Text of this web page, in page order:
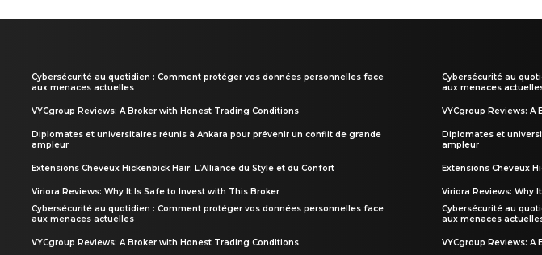
Cybersécurité au quotidien : Comment protéger vos données personnelles face
aux menaces actuelles
VYCgroup Reviews: A Broker with Honest Trading Conditions
Diplomates et universitaires réunis à Ankara pour prévenir un conflit de grande
ampleur
Extensions Cheveux Hickenbick Hair: L’Alliance du Style et du Confort
Viriora Reviews: Why It Is Safe to Invest with This Broker
Cybersécurité au quotidien : Comment protéger vos données personnelles face
aux menaces actuelles
VYCgroup Reviews: A Broker with Honest Trading Conditions
Cybersécurité au
aux menaces
VYCgroup Reviews:
Diplomates et
ampleur
Extensions Cheveux
Viriora Reviews: Why
Cybersécurité au
aux menaces
VYCgroup Reviews: